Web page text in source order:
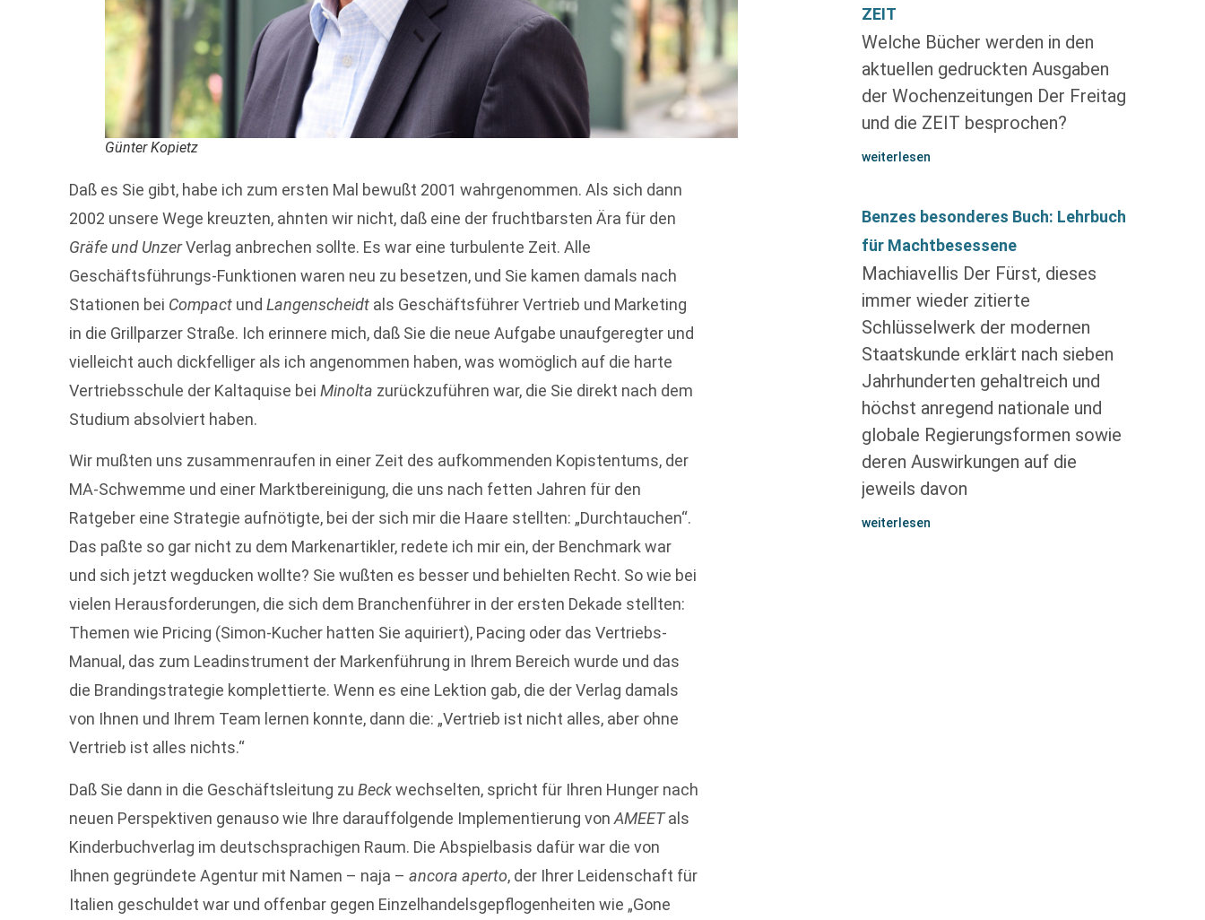
Günter Kopietz
Daß es Sie gibt, habe ich zum ersten Mal bewußt 2001 wahrgenommen. Als sich dann
2002 unsere Wege kreuzten, ahnten wir nicht, daß eine der fruchtbarsten Ära für den
Gräfe und UnzerVerlag anbrechen sollte. Es war eine turbulente Zeit. Alle
Geschäftsführungs-Funktionen waren neu zu besetzen, und Sie kamen damals nach
Stationen bei Compact undLangenscheidt als Geschäftsführer Vertrieb und Marketing
in die Grillparzer Straße. Ich erinnere mich, daß Sie die neue Aufgabe unaufgeregter und
vielleicht auch dickfelliger als ich angenommen haben, was womöglich auf die harte
Vertriebsschule der Kaltaquise beiMinolta zurückzuführen war, die Sie direkt nach dem
Studium absolviert haben.
Wir mußten uns zusammenraufen in einer Zeit des aufkommenden Kopistentums, der
MA-Schwemme und einer Marktbereinigung, die uns nach fetten Jahren für den
Ratgeber eine Strategie aufnötigte, bei der sich mir die Haare stellten: „Durchtauchen“.
Das paßte so gar nicht zu dem Markenartikler, redete ich mir ein, der Benchmark war
und sich jetzt wegducken wollte? Sie wußten es besser und behielten Recht. So wie bei
vielen Herausforderungen, die sich dem Branchenführer in der ersten Dekade stellten:
Themen wie Pricing (Simon-Kucher hatten Sie aquiriert), Pacing oder das Vertriebs-
Manual, das zum Leadinstrument der Markenführung in Ihrem Bereich wurde und das
die Brandingstrategie komplettierte. Wenn es eine Lektion gab, die der Verlag damals
von Ihnen und Ihrem Team lernen konnte, dann die: „Vertrieb ist nicht alles, aber ohne
Vertrieb ist alles nichts.“
Daß Sie dann in die Geschäftsleitung zuBeckwechselten, spricht für Ihren Hunger nach
neuen Perspektiven genauso wie Ihre darauffolgende Implementierung vonAMEETals
Kinderbuchverlag im deutschsprachigen Raum. Die Abspielbasis dafür war die von
Ihnen gegründete Agentur mit Namen – naja –ancora aperto, der Ihrer Leidenschaft für
Italien geschuldet war und offenbar gegen Einzelhandelsgepflogenheiten wie „Gone
ZEIT
Welche Bücher werden in den
aktuellen gedruckten Ausgaben
der Wochenzeitungen Der Freitag
und die ZEIT besprochen?
weiterlesen
Benzes besonderes Buch: Lehrbuch
für Machtbesessene
Machiavellis Der Fürst, dieses
immer wieder zitierte
Schlüsselwerk der modernen
Staatskunde erklärt nach sieben
Jahrhunderten gehaltreich und
höchst anregend nationale und
globale Regierungsformen sowie
deren Auswirkungen auf die
jeweils davon
weiterlesen